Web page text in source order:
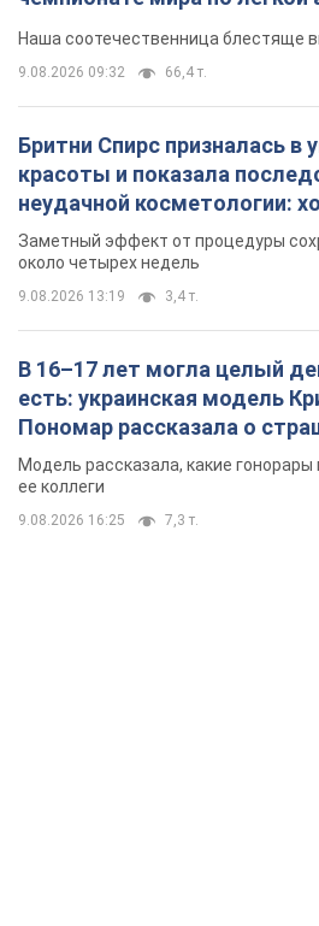
Видео
Наша соотечественница блестяще
9.08.2026 09:32 66,4 т.
Бритни Спирс призналась в
красоты и показала
неудачной косметологии:
так почти месяц
Заметный эффект от процедуры
около четырех недель
9.08.2026 13:19 3,4 т.
В 16–17 лет могла целый
есть: украинская модель
Пономар рассказала о
стороне модельной
Модель рассказала, какие гонорары
ее коллеги
9.08.2026 16:25 7,3 т.